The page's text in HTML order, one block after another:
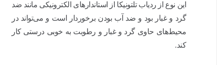
این نوع از ردیاب تلتونیکا از استاندارهای الکترونیکی مانند ضد
گرد و غبار بود و ضد آب بودن برخوردار است و می‌تواند در
محیط‌های حاوی گرد و غبار و رطوبت به خوبی درستی کار
کند.